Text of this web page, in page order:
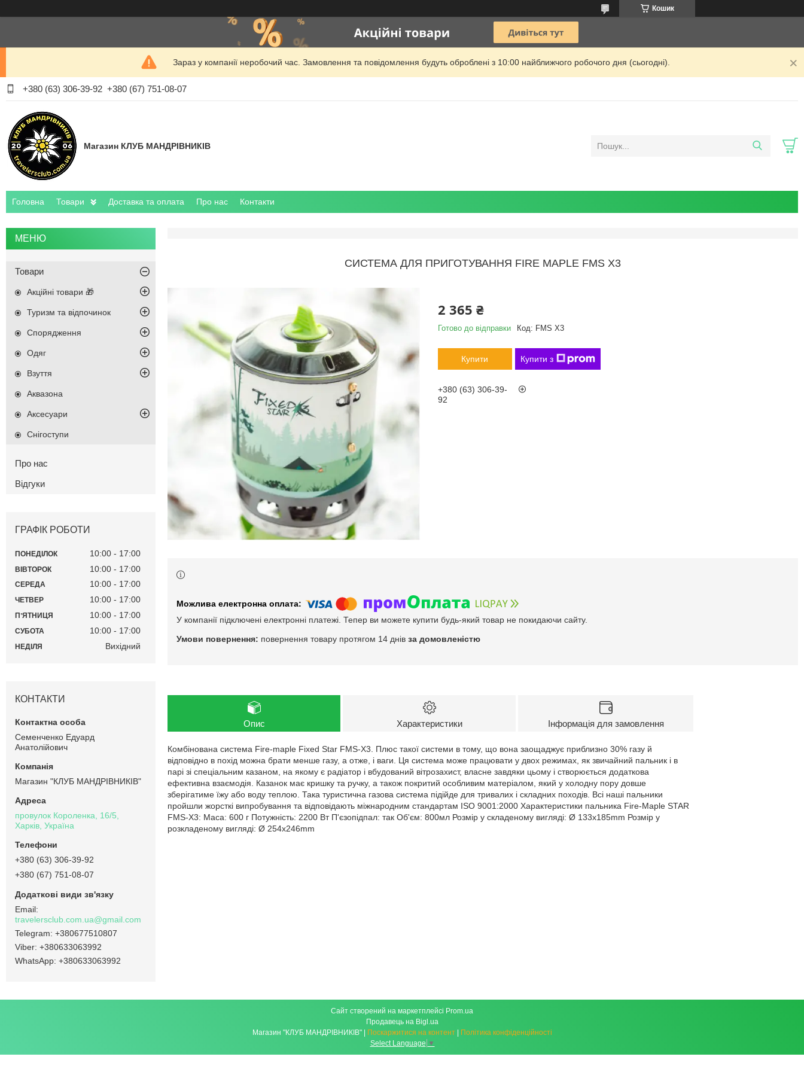
Кошик
Зараз у компанії неробочий час. Замовлення та повідомлення будуть оброблені з 10:00 найближчого робочого дня (сьогодні).
+380 (63) 306-39-92 +380 (67) 751-08-07
Магазин КЛУБ МАНДРІВНИКІВ
Головна Товари Доставка та оплата Про нас Контакти
СИСТЕМА ДЛЯ ПРИГОТУВАННЯ FIRE MAPLE FMS X3
2 365 ₴
Готово до відправки Код: FMS Х3
Купити Купити з
+380 (63) 306-39-
92
У компанії підключені електронні платежі. Тепер ви можете купити будь-який товар не покидаючи сайту.
повернення товару протягом 14 днів за домовленістю
Опис Характеристики Інформація для замовлення
Комбінована система Fire-maple Fixed Star FMS-X3. Плюс такої системи в тому, що вона заощаджує приблизно 30% газу й
відповідно в похід можна брати менше газу, а отже, і ваги. Ця система може працювати у двох режимах, як звичайний пальник і в
парі зі спеціальним казаном, на якому є радіатор і вбудований вітрозахист, власне завдяки цьому і створюється додаткова
ефективна взаємодія. Казанок має кришку та ручку, а також покритий особливим матеріалом, який у холодну пору довше
зберігатиме їжу або воду теплою. Така туристична газова система підійде для тривалих і складних походів. Всі наші пальники
пройшли жорсткі випробування та відповідають міжнародним стандартам ISO 9001:2000 Характеристики пальника Fire-Maple STAR
FMS-X3: Маса: 600 г Потужність: 2200 Вт П'єзопідпал: так Об'єм: 800мл Розмір у складеному вигляді: Ø 133x185mm Розмір у
розкладеному вигляді: Ø 254x246mm
Товари
Акційні товари 🎁
Туризм та відпочинок
Спорядження
Одяг
Взуття
Аквазона
Аксесуари
Снігоступи
Про нас
Відгуки
ГРАФІК РОБОТИ
ПОНЕДІЛОК 10:00 17:00
ВІВТОРОК 10:00 17:00
СЕРЕДА 10:00 17:00
ЧЕТВЕР 10:00 17:00
ПʼЯТНИЦЯ 10:00 17:00
СУБОТА 10:00 17:00
НЕДІЛЯ Вихідний
КОНТАКТИ
Семенченко Едуард
Анатолійович
Магазин "КЛУБ МАНДРІВНИКІВ"
провулок Короленка, 16/5,
Харків, Україна
+380 (63) 306-39-92
+380 (67) 751-08-07
travelersclub.com.ua@gmail.com
+380677510807
+380633063992
+380633063992
Сайт створений на маркетплейсі Prom.ua
Продавець на Bigl.ua
Магазин "КЛУБ МАНДРІВНИКІВ" | Поскаржитися на контент | Політика конфіденційності
Select Language ▼